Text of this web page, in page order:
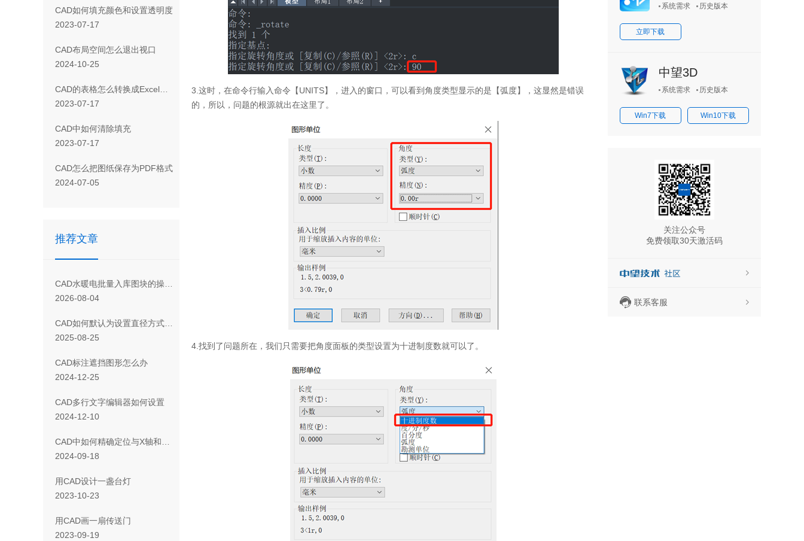
CAD如何填充颜色和设置透明度
2023-07-17
CAD布局空间怎么退出视口
2024-10-25
CAD 的表格怎么转换成Excel表格
2023-07-17
CAD 中如何清除填充
2023-07-17
CAD怎么把图纸保存为PDF格式
2024-07-05
推荐文章
CAD水暖电批量入库图块的操作方法
2026-08-04
CAD如何默认为设置直径方式绘制圆
2025-08-25
CAD标注遮挡图形怎么办
2024-12-25
CAD多行文字编辑器如何设置
2024-12-10
CAD中如何精确定位与X轴和Y轴均保持特定距离？
2024-09-18
用CAD设计一盏台灯
2023-10-23
用CAD画一扇传送门
2023-09-19
3. 这时，在命令行输入命令【UNITS】，进入的窗口，可以看到角度类型显示的是【弧度】，这显然是错误
的，所以，问题的根源就出在这里了。
4. 找到了问题所在，我们只需要把角度面板的类型设置为十进制度数就可以了。
系统需求 历史版本
立即下载
中望3D
系统需求 历史版本
Win7下载 Win10下载
关注公众号
免费领取30天激活码
联系客服